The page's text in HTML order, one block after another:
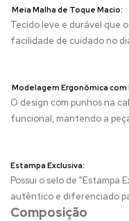
Meia Malha de Toque Macio:
Tecido leve e durável que
facilidade de cuidado no
Modelagem Ergonômica com
O design com punhos na
funcional, mantendo a
Estampa Exclusiva:
Possui o selo de "Estampa
autêntico e diferenciado
Composição